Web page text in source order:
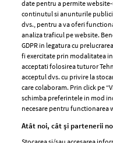
2024
Despre ELLE
Romania
Contact
Abonamente
GSP
date pentru a permite
continutul si anunturile
dvs., pentru a va oferi
analiza traficul pe website.
GDPR in legatura cu
fi exercitate prin modalitatea
acceptati folosirea tuturor
acceptul dvs. cu privire la
care colaboram. Prin click pe
schimba preferintele in mod
necesare pentru functionarea
Atât noi, cât și partenerii